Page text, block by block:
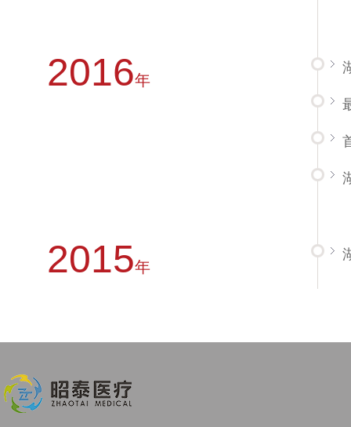
2016年
2015年